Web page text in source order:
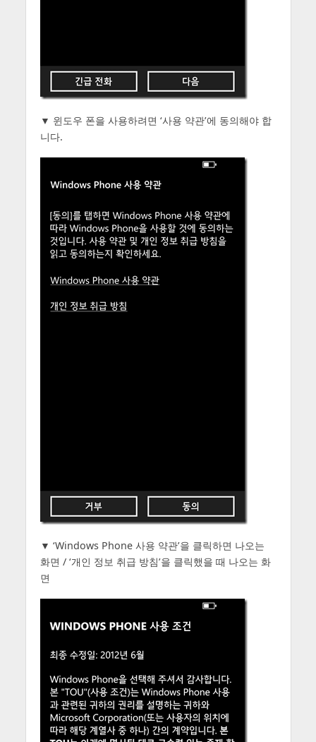
▼ 윈도우 폰을 사용하려면 ‘사용 약관’에 동의해야 합
니다.
▼ ‘Windows Phone 사용 약관’을 클릭하면 나오는
화면 / ‘개인 정보 취급 방침’을 클릭했을 때 나오는 화
면